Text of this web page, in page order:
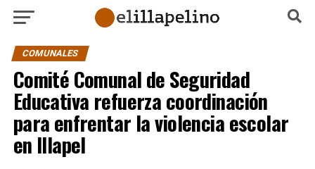
COMUNALES
Comité Comunal de Seguridad
Educativa refuerza coordinación
para enfrentar la violencia escolar
en Illapel